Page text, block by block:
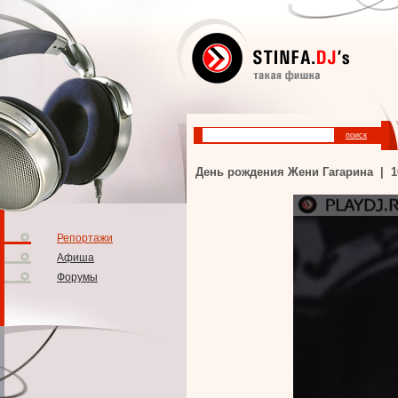
Репортажи
Афиша
Форумы
День рождения Жени Гагарина |